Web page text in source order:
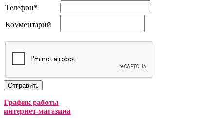
Телефон*
Комментарий
График работы
интернет-магазина